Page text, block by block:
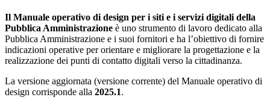
Il Manuale operativo di design per i siti e i servizi digitali della
Pubblica Amministrazione è uno strumento di lavoro dedicato alla
Pubblica Amministrazione e i suoi fornitori e ha l’obiettivo di fornire
indicazioni operative per orientare e migliorare la progettazione e la
realizzazione dei punti di contatto digitali verso la cittadinanza.
La versione aggiornata (versione corrente) del Manuale operativo di
design corrisponde alla 2025.1.